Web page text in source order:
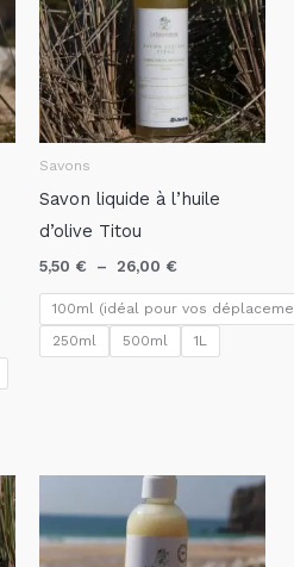
Savons
Savon liquide à l’huile
d’olive Titou
5,50 € – 26,00 €
à
26,00 €
100ml (idéal pour vos
250ml
500ml 1L
Plage
de
prix :
5,50 €